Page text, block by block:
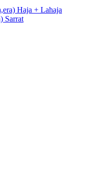
Haja + Lahaja
Sarrat